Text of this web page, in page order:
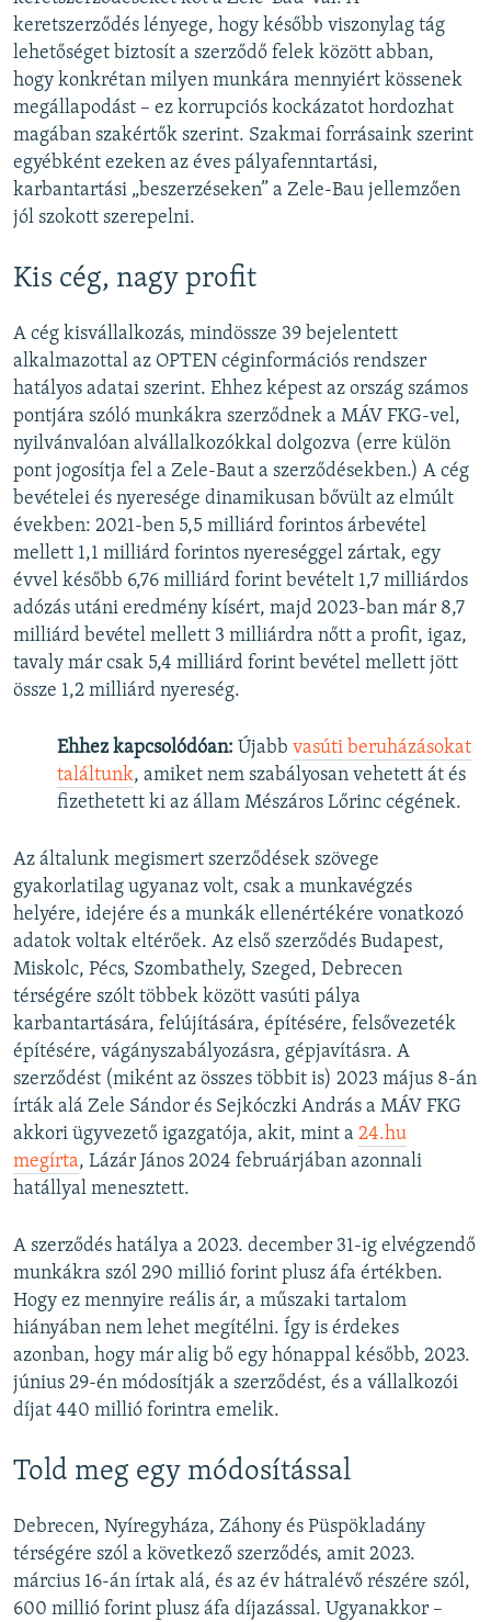
keretszerződés lényege, hogy később viszonylag tág
lehetőséget biztosít a szerződő felek között abban,
hogy konkrétan milyen munkára mennyiért kössenek
megállapodást – ez korrupciós kockázatot hordozhat
magában szakértők szerint. Szakmai forrásaink szerint
egyébként ezeken az éves pályafenntartási,
karbantartási „beszerzéseken” a Zele-Bau jellemzően
jól szokott szerepelni.
Kis cég, nagy profit
A cég kisvállalkozás, mindössze 39 bejelentett
alkalmazottal az OPTEN céginformációs rendszer
hatályos adatai szerint. Ehhez képest az ország számos
pontjára szóló munkákra szerződnek a MÁV FKG-vel,
nyilvánvalóan alvállalkozókkal dolgozva (erre külön
pont jogosítja fel a Zele-Baut a szerződésekben.) A cég
bevételei és nyeresége dinamikusan bővült az elmúlt
években: 2021-ben 5,5 milliárd forintos árbevétel
mellett 1,1 milliárd forintos nyereséggel zártak, egy
évvel később 6,76 milliárd forint bevételt 1,7 milliárdos
adózás utáni eredmény kísért, majd 2023-ban már 8,7
milliárd bevétel mellett 3 milliárdra nőtt a profit, igaz,
tavaly már csak 5,4 milliárd forint bevétel mellett jött
össze 1,2 milliárd nyereség.
Ehhez kapcsolódóan: Újabb vasúti beruházásokat
találtunk, amiket nem szabályosan vehetett át és
fizethetett ki az állam Mészáros Lőrinc cégének.
Az általunk megismert szerződések szövege
gyakorlatilag ugyanaz volt, csak a munkavégzés
helyére, idejére és a munkák ellenértékére vonatkozó
adatok voltak eltérőek. Az első szerződés Budapest,
Miskolc, Pécs, Szombathely, Szeged, Debrecen
térségére szólt többek között vasúti pálya
karbantartására, felújítására, építésére, felsővezeték
építésére, vágányszabályozásra, gépjavításra. A
szerződést (miként az összes többit is) 2023 május 8-án
írták alá Zele Sándor és Sejkóczki András a MÁV FKG
akkori ügyvezető igazgatója, akit, mint a 24.hu
megírta, Lázár János 2024 februárjában azonnali
hatállyal menesztett.
A szerződés hatálya a 2023. december 31-ig elvégzendő
munkákra szól 290 millió forint plusz áfa értékben.
Hogy ez mennyire reális ár, a műszaki tartalom
hiányában nem lehet megítélni. Így is érdekes
azonban, hogy már alig bő egy hónappal később, 2023.
június 29-én módosítják a szerződést, és a vállalkozói
díjat 440 millió forintra emelik.
Told meg egy módosítással
Debrecen, Nyíregyháza, Záhony és Püspökladány
térségére szól a következő szerződés, amit 2023.
március 16-án írtak alá, és az év hátralévő részére szól,
600 millió forint plusz áfa díjazással. Ugyanakkor –